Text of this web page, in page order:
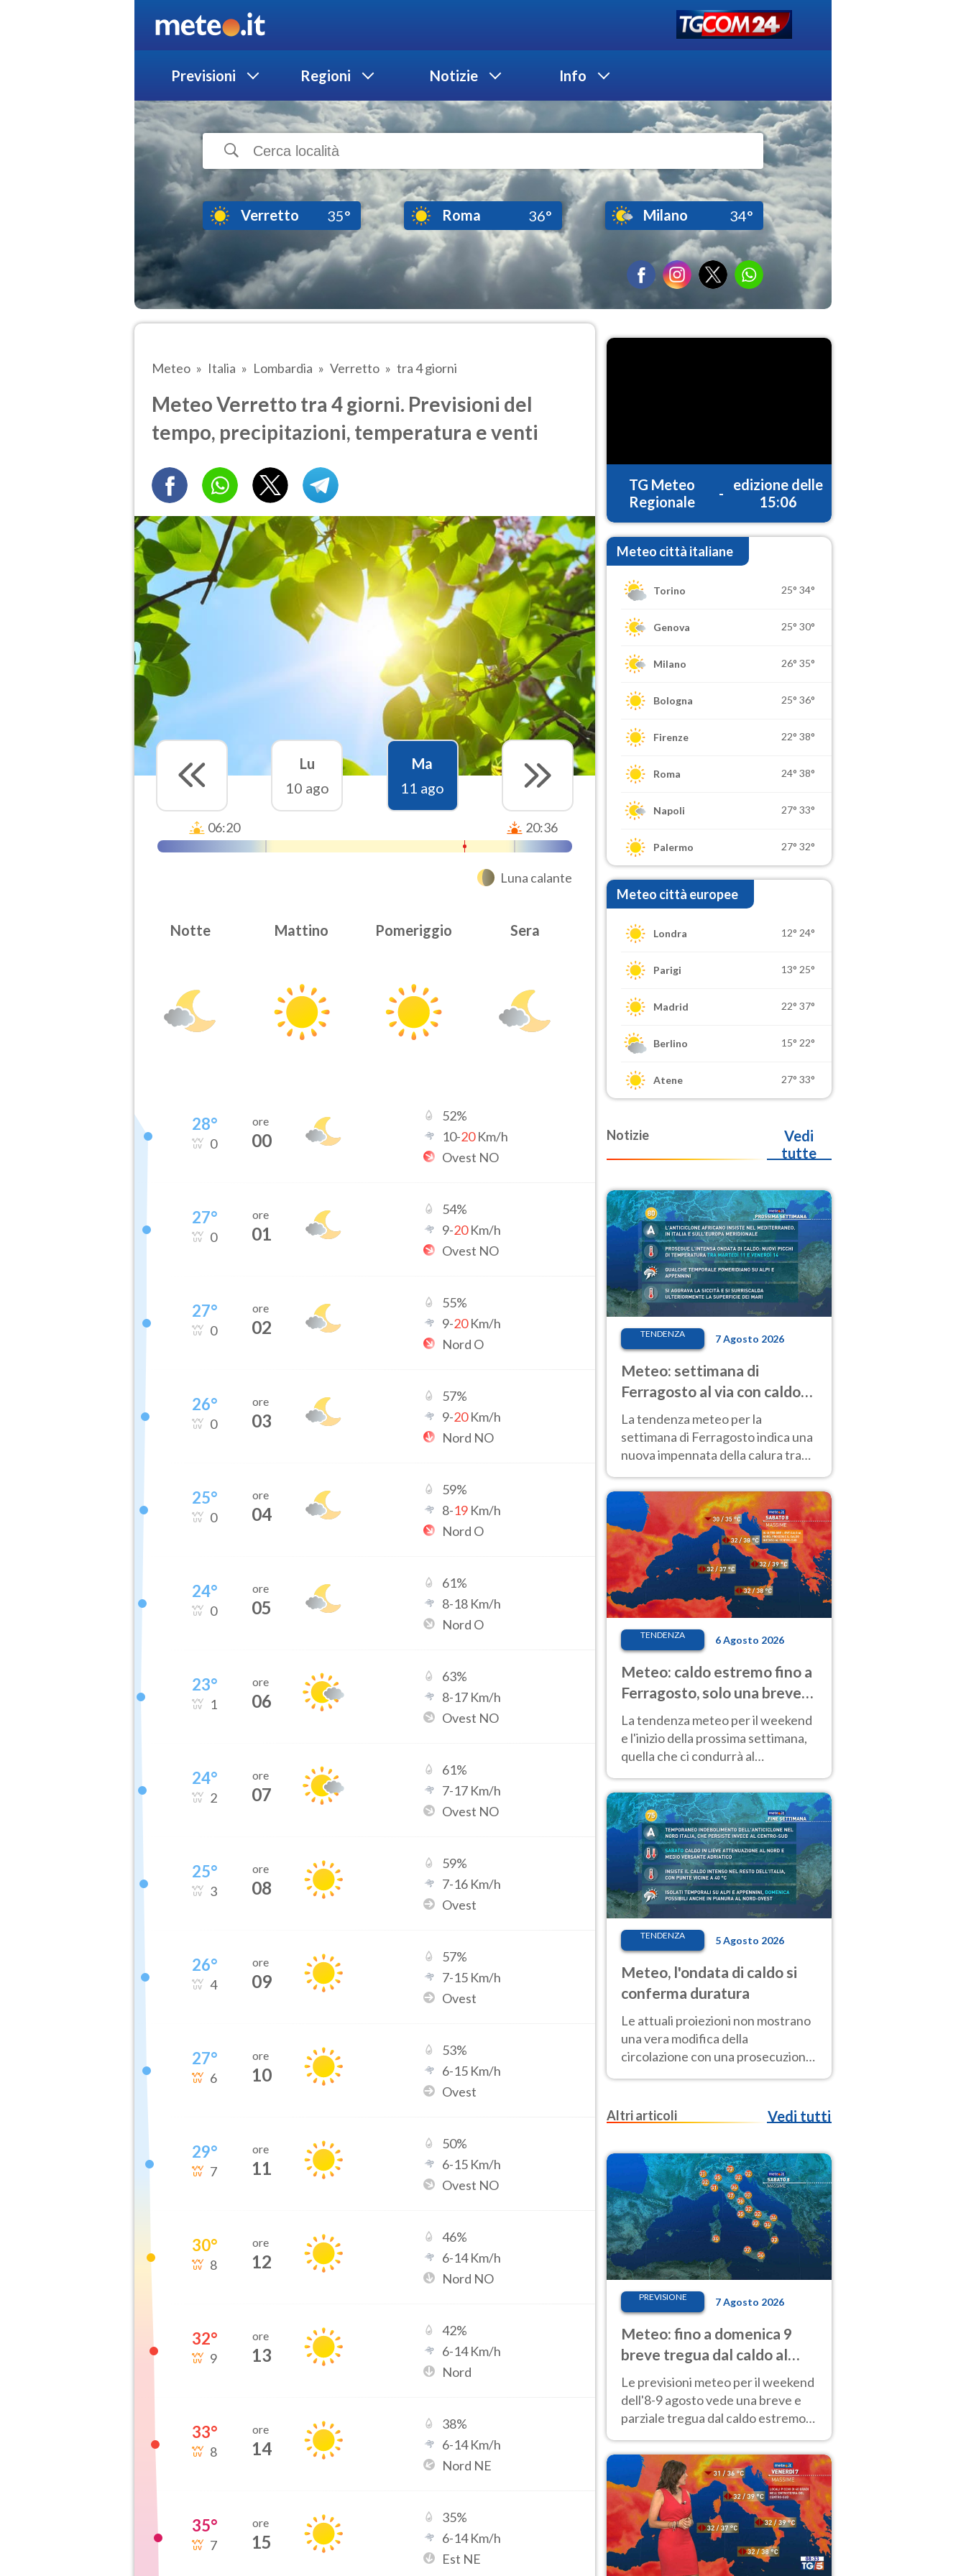
Previsioni Regioni Notizie Info
Verretto 35° Roma 36° Milano 34°
Meteo Italia Lombardia Verretto tra 4 giorni
Meteo Verretto tra 4 giorni. Previsioni del
tempo, precipitazioni, temperatura e venti
Lu
10 ago
Ma
11 ago
06:20 20:36
Luna calante
Notte Mattino Pomeriggio Sera
28°
0
ore
00
52%
10-20Km/h
Ovest NO
27°
0
ore
01
54%
9-20Km/h
Ovest NO
27°
0
ore
02
55%
9-20Km/h
Nord O
26°
0
ore
03
57%
9-20Km/h
Nord NO
25°
0
ore
04
59%
8-19 Km/h
Nord O
24°
0
ore
05
61%
8-18 Km/h
Nord O
23°
1
ore
06
63%
8-17 Km/h
Ovest NO
24°
2
ore
07
61%
7-17 Km/h
Ovest NO
25°
3
ore
08
59%
7-16 Km/h
Ovest
26°
4
ore
09
57%
7-15 Km/h
Ovest
27°
6
ore
10
53%
6-15 Km/h
Ovest
29°
7
ore
11
50%
6-15 Km/h
Ovest NO
30°
8
ore
12
46%
6-14Km/h
Nord NO
32°
9
ore
13
42%
6-14Km/h
Nord
33°
8
ore
14
38%
6-14Km/h
Nord NE
35°
7
ore
15
35%
6-14Km/h
Est NE
TG Meteo
Regionale
-
edizione delle
15:06
Meteo città italiane
Torino 25° 34°
Genova 25° 30°
Milano 26° 35°
Bologna 25° 36°
Firenze 22° 38°
Roma 24° 38°
Napoli 27° 33°
Palermo 27° 32°
Meteo città europee
Londra 12° 24°
Parigi 13° 25°
Madrid 22° 37°
Berlino 15° 22°
Atene 27° 33°
Notizie
Vedi
tutte
TENDENZA 7 Agosto 2026
Meteo: settimana di
Ferragosto al via con caldo
intenso e qualche temporale
La tendenza meteo per la
settimana di Ferragosto indica una
nuova impennata della calura tra
anche al Nord.
TENDENZA 6 Agosto 2026
Meteo: caldo estremo fino a
Ferragosto, solo una breve
pausa. Ecco dove
La tendenza meteo per il weekend
e l'inizio della prossima settimana,
quella che ci condurrà al
temperature molto elevate
TENDENZA 5 Agosto 2026
Meteo, l'ondata di caldo si
conferma duratura
Le attuali proiezioni non mostrano
una vera modifica della
circolazione con una prosecuzione
del caldo fuori scala per molti
Ferragosto
Altri articoli Vedi tutti
PREVISIONE 7 Agosto 2026
Meteo: fino a domenica 9
breve tregua dal caldo al
Nord! Altrove calura e afa
Le previsioni meteo per il weekend
dell'8-9 agosto vede una breve e
parziale tregua dal caldo estremo
40 gradi.